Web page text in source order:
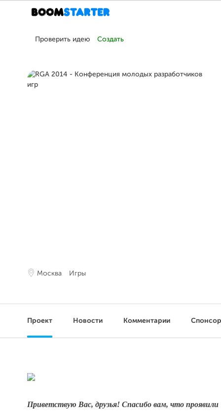
Проверить идею Создать
Москва Игры
Проект Новости Комментарии
Приветствую Вас, друзья! Спасибо вам, что проявили